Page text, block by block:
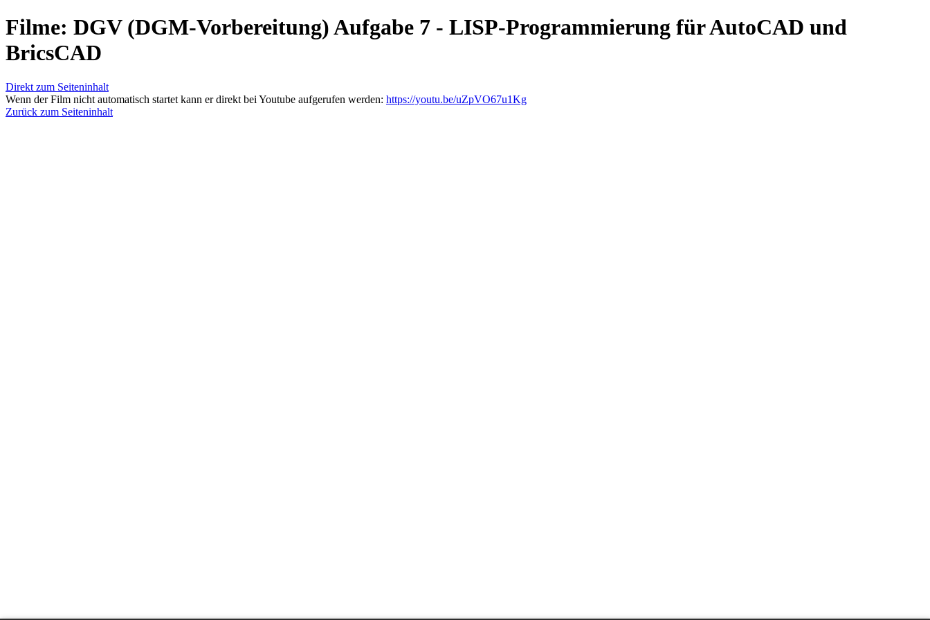
Filme: DGV (DGM-Vorbereitung) Aufgabe 7 - LISP-Programmierung für AutoCAD und
BricsCAD
Direkt zum Seiteninhalt
Wenn der Film nicht automatisch startet kann er direkt bei Youtube aufgerufen werden: https://youtu.be/uZpVO67u1Kg
Zurück zum Seiteninhalt